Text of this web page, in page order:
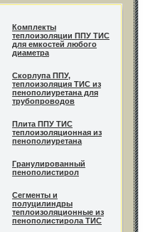
Комплекты
теплоизоляции ППУ ТИС
для емкостей любого
диаметра
Cкорлупа ППУ,
теплоизоляция ТИС из
пенополиуретана для
трубопроводов
Плита ППУ ТИС
теплоизоляционная из
пенополиуретана
Гранулированный
пенополистирол
Сегменты и
полуцилиндры
теплоизоляционные из
пенополистирола ТИС